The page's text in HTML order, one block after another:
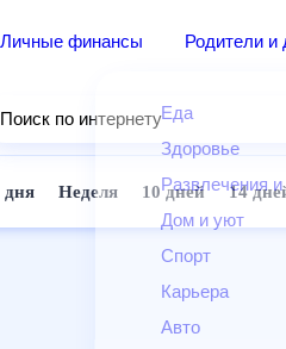
Личные финансы Родители
Еда
Здоровье
Дом и уют
Спорт
Карьера
Авто
Поиск по интернету
3 дня Неделя 10 дней